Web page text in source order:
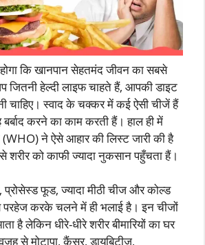
कि खानपान सेहतमंद जीवन का सबसे
जितनी हेल्दी लाइफ चाहते हैं, आपकी डाइट
चाहिए। स्वाद के चक्कर में कई ऐसी चीजें हैं
करने का काम करती हैं। हाल ही में
(WHO) ने ऐसे आहार की लिस्ट जारी की है
को काफी ज्यादा नुकसान पहुँचता हैं।
फूड, ज्यादा मीठी चीज और कोल्ड
परहेज करके चलने में ही भलाई है। इन चीजों
है लेकिन धीरे-धीरे शरीर बीमारियों का घर
से मोटापा, कैंसर, डायबिटीज,